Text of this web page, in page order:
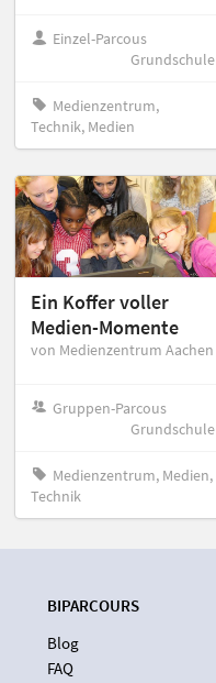
Einzel-Parcous
Grundschule
Medienzentrum,
Technik, Medien
Ein Koffer voller
Medien-Momente
von Medienzentrum Aachen
Gruppen-Parcous
Grundschule
Medienzentrum, Medien,
Technik
BIPARCOURS
Blog
FAQ